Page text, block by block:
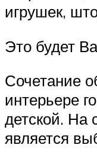
игрушек,
Это будет
Сочетание
интерьере
детской. На
является